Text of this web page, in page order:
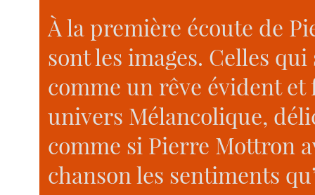
À la première écoute de
sont les images. Celles
comme un rêve évident
univers Mélancolique,
comme si Pierre Mottron
chanson les sentiments